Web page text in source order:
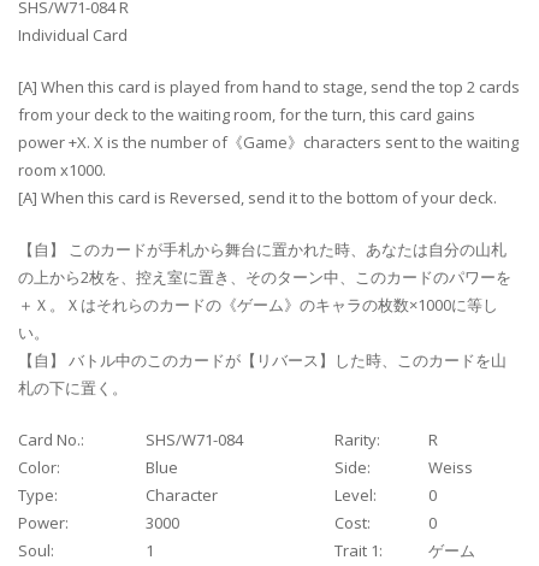
SHS/W71-084 R
Individual Card
[A] When this card is played from hand to stage, send the top 2 cards
from your deck to the waiting room, for the turn, this card gains
power +X. X is the number of《Game》characters sent to the waiting
room x1000.
[A] When this card is Reversed, send it to the bottom of your deck.
【自】 このカードが手札から舞台に置かれた時、あなたは自分の山札
の上から2枚を、控え室に置き、そのターン中、このカードのパワーを
＋Ｘ。Ｘはそれらのカードの《ゲーム》のキャラの枚数×1000に等し
い。
【自】 バトル中のこのカードが【リバース】した時、このカードを山
札の下に置く。
Card No.: SHS/W71-084 Rarity:
R
Color:
Blue Side:
Weiss
Type:
Character Level:
0
Power:
3000 Cost:
0
Soul:
1 Trait 1:
ゲーム